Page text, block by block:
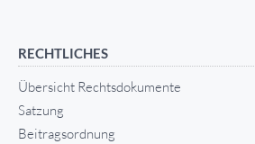
RECHTLICHES
Übersicht Rechtsdokumente
Satzung
Beitragsordnung